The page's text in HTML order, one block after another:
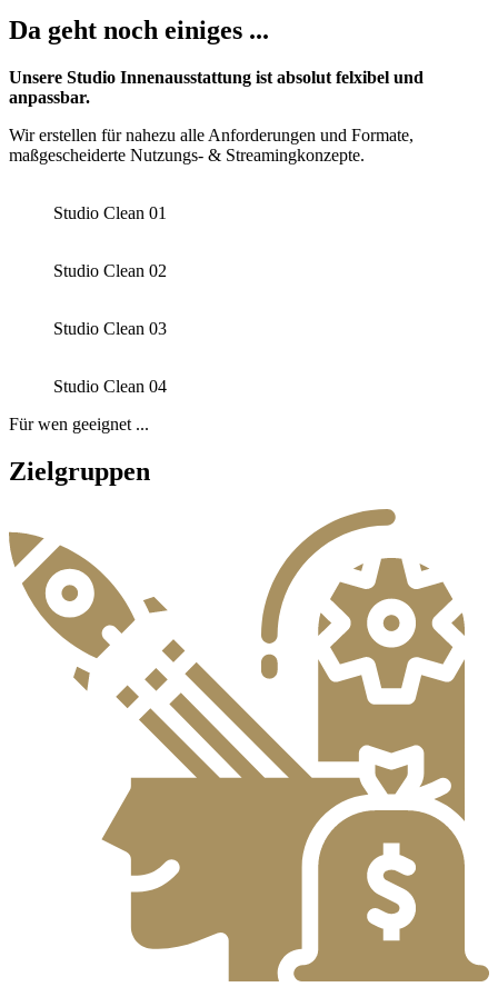
Da geht noch einiges ...
Unsere Studio Innenausstattung ist absolut felxibel und
anpassbar.
Wir erstellen für nahezu alle Anforderungen und Formate,
maßgescheiderte Nutzungs- & Streamingkonzepte.
Studio Clean 01
Studio Clean 02
Studio Clean 03
Studio Clean 04
Für wen geeignet ...
Zielgruppen